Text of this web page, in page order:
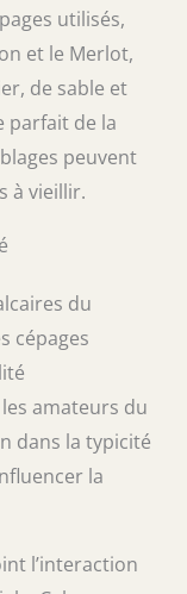
utilisés,
et le Merlot,
de sable et
parfait de la
peuvent
à vieillir.
du
cépages
amateurs du
dans la typicité
la
l’interaction